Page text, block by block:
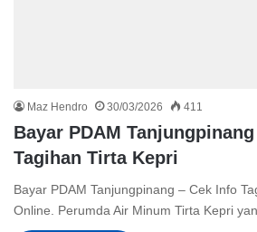
Maz Hendro 30/03/2026 411
Bayar PDAM
Tagihan Tirta Kepri
Bayar PDAM Tanjungpinang – Cek Info
Online. Perumda Air Minum Tirta Kepri